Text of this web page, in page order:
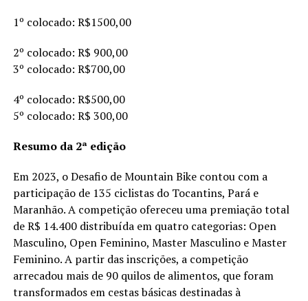
1º colocado: R$1500,00
2º colocado: R$ 900,00
3º colocado: R$700,00
4º colocado: R$500,00
5º colocado: R$ 300,00
Resumo da 2ª edição
Em 2023, o Desafio de Mountain Bike contou com a
participação de 135 ciclistas do Tocantins, Pará e
Maranhão. A competição ofereceu uma premiação total
de R$ 14.400 distribuída em quatro categorias: Open
Masculino, Open Feminino, Master Masculino e Master
Feminino. A partir das inscrições, a competição
arrecadou mais de 90 quilos de alimentos, que foram
transformados em cestas básicas destinadas à